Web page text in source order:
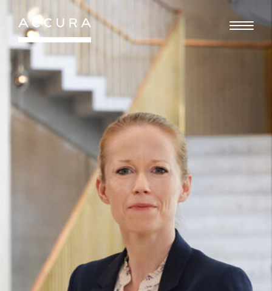
Gå
til
indhold